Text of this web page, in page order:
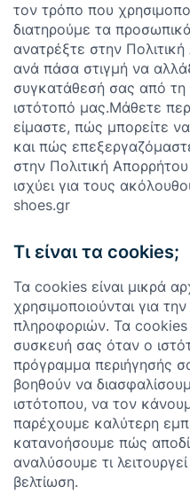
τον τρόπο που
διατηρούμε τα
ανατρέξτε στην
ανά πάσα στιγμή να
συγκατάθεσή σας από
ιστότοπό μας.Μάθετε
είμαστε, πώς μπορείτε
και πώς
στην Πολιτική
ισχύει για τους
shoes.gr
Τι είναι τα cookies;
Τα cookies είναι μικρά
χρησιμοποιούνται για
πληροφοριών. Τα cookies
συσκευή σας όταν ο
πρόγραμμα περιήγησής
βοηθούν να
ιστότοπου, να τον
παρέχουμε καλύτερη
κατανοήσουμε πώς
αναλύσουμε τι
βελτίωση.